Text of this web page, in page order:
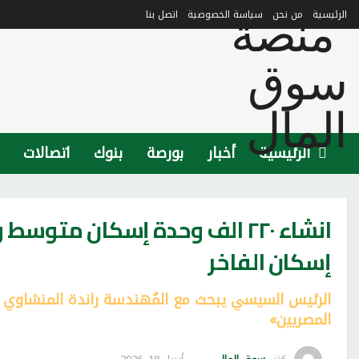
الرئيسية من نحن سياسة الخصوصية اتصل بنا
الرئيسية أخبار بورصة بنوك اتصالات
إسكان الفاخر
الرئيس السيسي يبحث مع المُهندسة راندة
المصريين»